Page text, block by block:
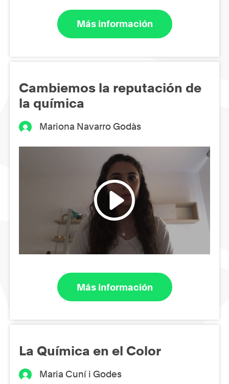
Más información
Cambiemos la reputación de
la química
Mariona Navarro Godàs
Más información
La Química en el Color
Maria Cuní i Godes